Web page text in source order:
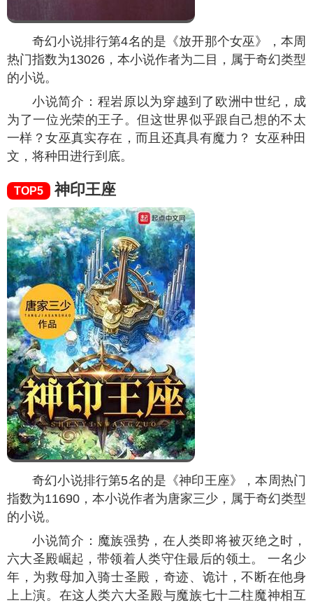
奇幻小说排行第4名的是《放开那个女巫》，本周
热门指数为13026 ，本小说作者为二目，属于奇幻类型
的小说。
小说简介：程岩原以为穿越到了欧洲中世纪，成
为了一位光荣的王子。但这世界似乎跟自己想的不太
一样？女巫真实存在，而且还真具有魔力？ 女巫种田
文，将种田进行到底。
TOP5 神印王座
奇幻小说排行第5名的是《神印王座》，本周热门
指数为11690 ，本小说作者为唐家三少，属于奇幻类型
的小说。
小说简介：魔族强势，在人类即将被灭绝之时，
六大圣殿崛起，带领着人类守住最后的领土。 一名少
年，为救母加入骑士圣殿，奇迹、诡计，不断在他身
上上演。在这人类六大圣殿与魔族七十二柱魔神相互